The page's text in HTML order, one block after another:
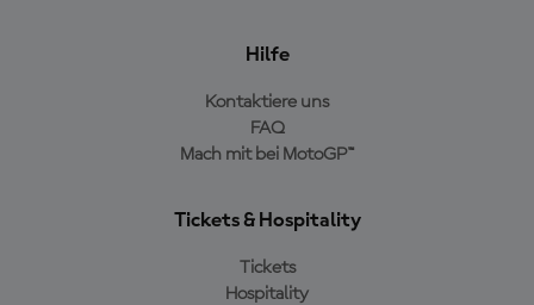
Hilfe
Kontaktiere uns
FAQ
Mach mit bei MotoGP™
Tickets & Hospitality
Tickets
Hospitality